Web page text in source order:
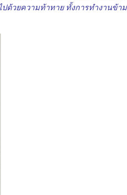
ปด้วยความท้าทาย ทั้งการทำงานข้